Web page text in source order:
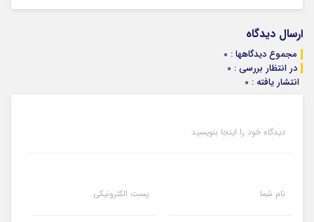
ارسال دیدگاه
مجموع دیدگاهها : 0
در انتظار بررسی : 0
انتشار یافته : 0
دیدگاه خود را اینجا بنویسید
نام شما پست الکترونیکی